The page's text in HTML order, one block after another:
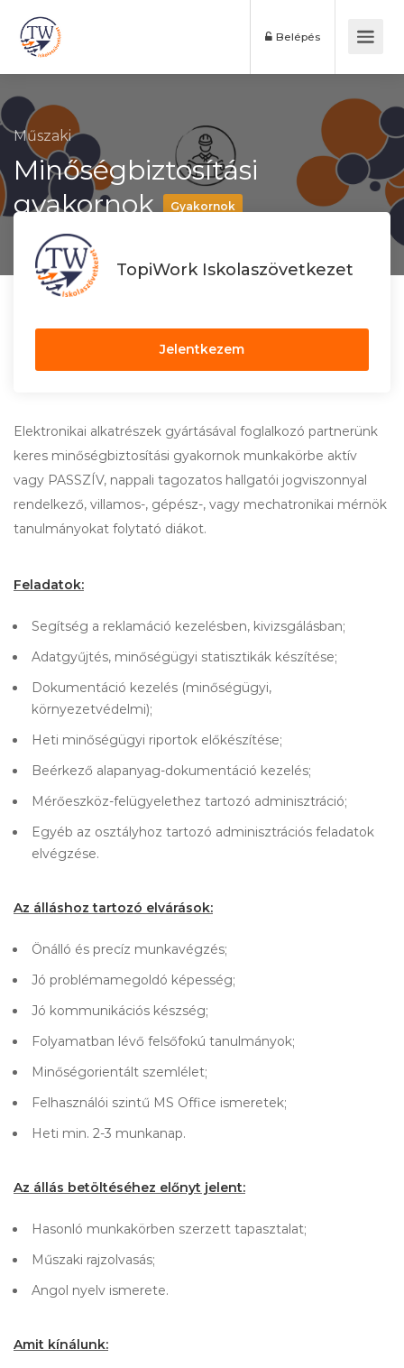
Belépés
Műszaki
Minőségbiztosítási
gyakornok
Gyakornok
TopiWork Iskolaszövetkezet
Jelentkezem
Elektronikai alkatrészek gyártásával foglalkozó partnerünk
keres minőségbiztosítási gyakornok munkakörbe aktív
vagy PASSZÍV, nappali tagozatos hallgatói jogviszonnyal
rendelkező, villamos-, gépész-, vagy mechatronikai mérnök
tanulmányokat folytató diákot.
Feladatok:
Segítség a reklamáció kezelésben, kivizsgálásban;
Adatgyűjtés, minőségügyi statisztikák készítése;
Dokumentáció kezelés (minőségügyi,
környezetvédelmi);
Heti minőségügyi riportok előkészítése;
Beérkező alapanyag-dokumentáció kezelés;
Mérőeszköz-felügyelethez tartozó adminisztráció;
Egyéb az osztályhoz tartozó adminisztrációs feladatok
elvégzése.
Az álláshoz tartozó elvárások:
Önálló és precíz munkavégzés;
Jó problémamegoldó képesség;
Jó kommunikációs készség;
Folyamatban lévő felsőfokú tanulmányok;
Minőségorientált szemlélet;
Felhasználói szintű MS Office ismeretek;
Heti min. 2-3 munkanap.
Az állás betöltéséhez előnyt jelent:
Hasonló munkakörben szerzett tapasztalat;
Műszaki rajzolvasás;
Angol nyelv ismerete.
Amit kínálunk: